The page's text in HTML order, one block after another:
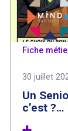
Fiche
30 juillet
Un
c’est ?…